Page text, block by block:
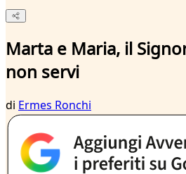
Marta e Maria, il
non servi
di Ermes Ronchi